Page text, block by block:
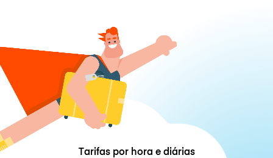
Tarifas por hora e diárias